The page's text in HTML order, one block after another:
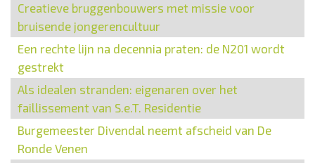
Creatieve bruggenbouwers met missie voor
bruisende jongerencultuur
Een rechte lijn na decennia praten: de N201 wordt
gestrekt
Als idealen stranden: eigenaren over het
faillissement van S.e.T. Residentie
Burgemeester Divendal neemt afscheid van De
Ronde Venen